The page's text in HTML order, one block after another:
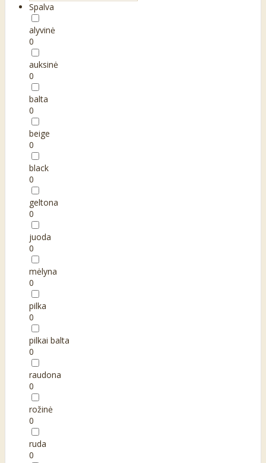
Spalva
alyvinė
0
auksinė
0
balta
0
beige
0
black
0
geltona
0
juoda
0
mėlyna
0
pilka
0
pilkai balta
0
raudona
0
rožinė
0
ruda
0